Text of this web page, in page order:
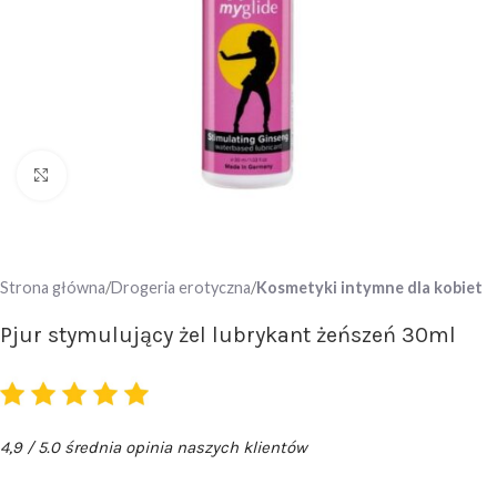
Strona główna Drogeria erotyczna Kosmetyki intymne dla kobiet
Pjur stymulujący żel lubrykant żeńszeń 30ml
4,9 / 5.0 średnia opinia naszych klientów